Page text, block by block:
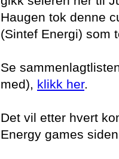
Haugen tok denne
(Sintef Energi) som
Se
med), klikk her.
Det vil etter hvert
Energy games